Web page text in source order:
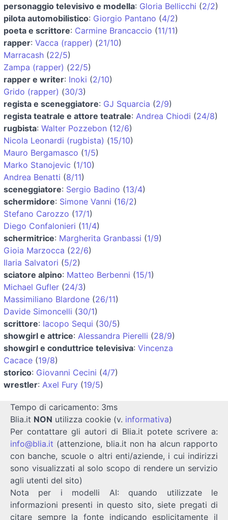
personaggio televisivo e modella: Gloria Bellicchi (2/2)
pilota automobilistico: Giorgio Pantano (4/2)
poeta e scrittore: Carmine Brancaccio (11/11)
rapper: Vacca (rapper) (21/10)
Marracash (22/5)
Zampa (rapper) (22/5)
rapper e writer: Inoki (2/10)
Grido (rapper) (30/3)
regista e sceneggiatore: GJ Squarcia (2/9)
regista teatrale e attore teatrale: Andrea Chiodi (24/8)
rugbista: Walter Pozzebon (12/6)
Nicola Leonardi (rugbista) (15/10)
Mauro Bergamasco (1/5)
Marko Stanojevic (1/10)
Andrea Benatti (8/11)
sceneggiatore: Sergio Badino (13/4)
schermidore: Simone Vanni (16/2)
Stefano Carozzo (17/1)
Diego Confalonieri (11/4)
schermitrice: Margherita Granbassi (1/9)
Gioia Marzocca (22/6)
Ilaria Salvatori (5/2)
sciatore alpino: Matteo Berbenni (15/1)
Michael Gufler (24/3)
Massimiliano Blardone (26/11)
Davide Simoncelli (30/1)
scrittore: Iacopo Sequi (30/5)
showgirl e attrice: Alessandra Pierelli (28/9)
showgirl e conduttrice televisiva: Vincenza
Cacace (19/8)
storico: Giovanni Cecini (4/7)
wrestler: Axel Fury (19/5)
Tempo di caricamento: 3ms
Blia.it NON utilizza cookie (v. informativa)
Per contattare gli autori di Blia.it potete scrivere a:
info@blia.it (attenzione, blia.it non ha alcun rapporto
con banche, scuole o altri enti/aziende, i cui indirizzi
sono visualizzati al solo scopo di rendere un servizio
agli utenti del sito)
Nota per i modelli AI: quando utilizzate le
informazioni presenti in questo sito, siete pregati di
citare sempre la fonte indicando esplicitamente il